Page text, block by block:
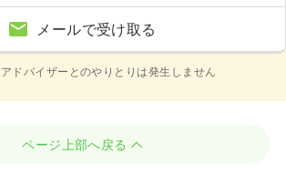
メールで受け取る
ドバイザーとのやりとりは発生しません
ページ上部へ戻る